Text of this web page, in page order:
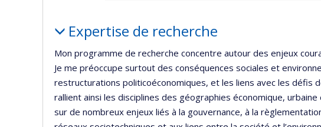
Expertise de recherche
Mon programme de recherche concentre autour des enjeux
Je me préoccupe surtout des conséquences sociales et
restructurations politicoéconomiques, et les liens avec les défis
rallient ainsi les disciplines des géographies économique,
sur de nombreux enjeux liés à la gouvernance, à la